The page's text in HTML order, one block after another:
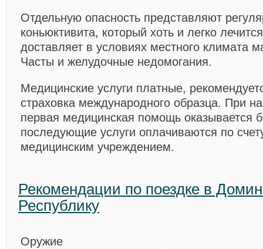
Отдельную опасность представляют
коньюктивита, который хоть и легко
доставляет в условиях местного климата
Часты и желудочные недомогания.
Медицинские услуги платные,
страховка международного образца. При
первая медицинская помощь оказывается
последующие услуги оплачиваются по
медицинским учреждением.
Рекомендации по поездке в
Республику
Оружие